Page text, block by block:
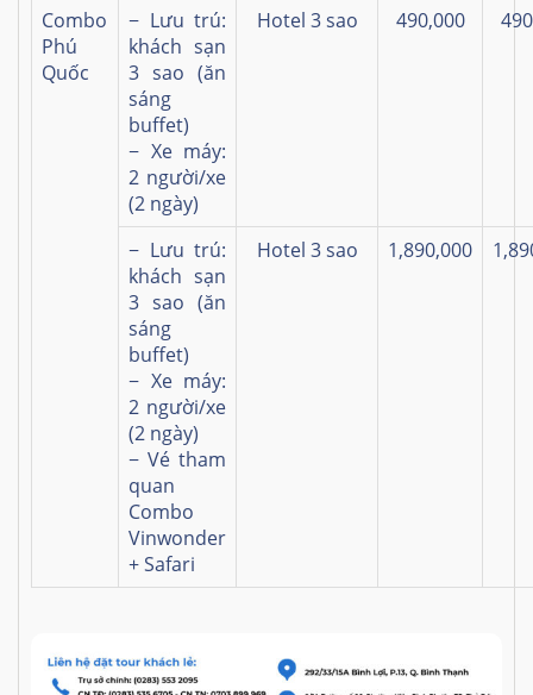
Combo
Phú
Quốc
− Lưu trú:
khách sạn
3 sao (ăn
sáng
buffet)
− Xe máy:
2 người/xe
(2 ngày)
Hotel 3 sao 490,000
− Lưu trú:
khách sạn
3 sao (ăn
sáng
buffet)
− Xe máy:
2 người/xe
(2 ngày)
− Vé tham
quan
Combo
Vinwonder
+ Safari
Hotel 3 sao 1,890,000